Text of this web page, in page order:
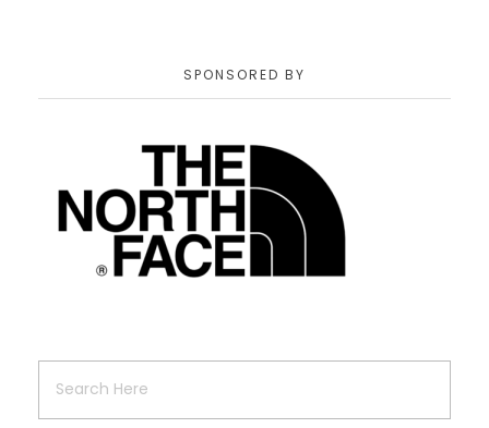
SPONSORED BY